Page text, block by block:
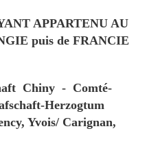
APPARTENU AU
puis de FRANCIE
Chiny - Comté-
Herzogtum
Yvois/ Carignan,